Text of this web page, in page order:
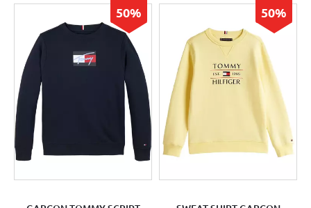
50% 50%